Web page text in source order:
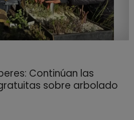
Continúan las
sobre arbolado